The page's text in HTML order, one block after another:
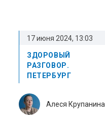
17 июня 2024, 13:03
ЗДОРОВЫЙ
РАЗГОВОР.
ПЕТЕРБУРГ
Алеся Крупанина